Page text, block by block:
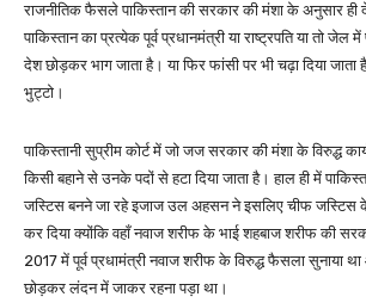
राजनीतिक फैसले पाकिस्तान की सरकार की मंशा के अनुसार
पाकिस्तान का प्रत्येक पूर्व प्रधानमंत्री या राष्ट्रपति या तो जेल
देश छोड़कर भाग जाता है। या फिर फांसी पर भी चढ़ा दिया
भुट्टो।
पाकिस्तानी सुप्रीम कोर्ट में जो जज सरकार की मंशा के विरुद्ध
किसी बहाने से उनके पदों से हटा दिया जाता है। हाल ही में
जस्टिस बनने जा रहे इजाज उल अहसन ने इसलिए चीफ जस्टिस
कर दिया क्योंकि वहाँ नवाज शरीफ के भाई शहबाज शरीफ की
2017 में पूर्व प्रधामंत्री नवाज शरीफ के विरुद्ध फैसला सुनाया
छोड़कर लंदन में जाकर रहना पड़ा था।